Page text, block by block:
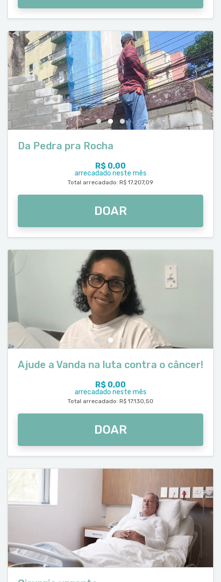
Da Pedra pra Rocha
R$ 0,00
arrecadado neste mês
Total arrecadado: R$ 17.207,09
DOAR
Ajude a Vanda na luta contra o câncer!
R$ 0,00
arrecadado neste mês
Total arrecadado: R$ 17.130,50
DOAR